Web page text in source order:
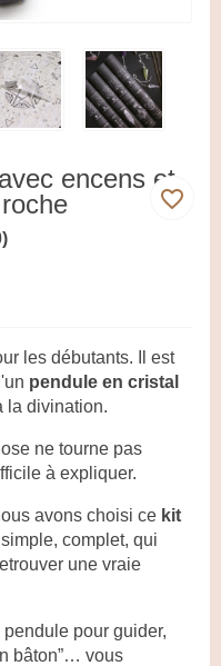
encens et
favorite_border
les débutants. Il est
pendule en cristal
la divination.
ne tourne pas
à expliquer.
avons choisi ce kit
complet, qui
une vraie
pour guider,
bâton”… vous